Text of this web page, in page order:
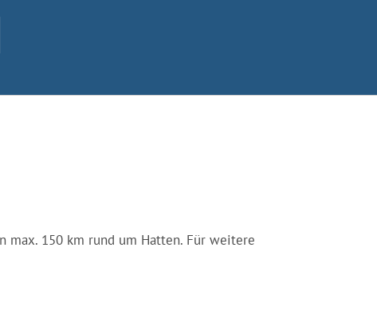
150 km rund um Hatten. Für weitere